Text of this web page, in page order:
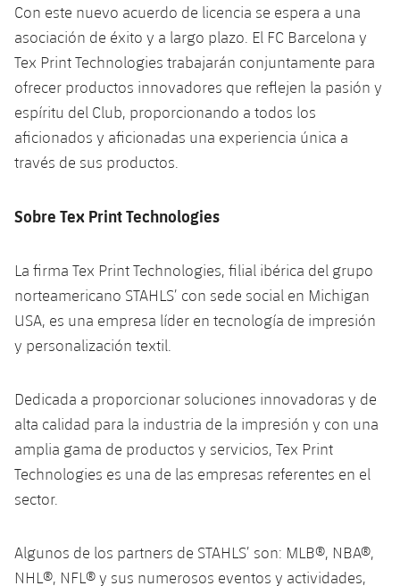
Palmarés
Historia
Alevín
Calendario
Entradas
Resultados
Clasificaciones
Palmarés
Actualidad
Calendario
Resultados
Jugadores
plusicon
más
Actualidad
Barça C
Junior
Juvenil
Alevín
Campus Verano
PLUSICON
MÁS
Información general
plusicon
más
Noticias
Atletismo
plusicon
más
Actualidad
Femenino
Agenda
Baloncesto en silla de ruedas
plusicon
más
Calendario
Resultados
Hockey sobre hielo
plusicon
más
Jugadores
Calendario
Noticias
Hockey Hierba Masculino
Patinaje artístico
plusicon
más
Actualidad
Agenda
Escuela de Patinaje
Actualidad
Voleibol
plusicon
más
Con este nuevo acuerdo de licencia se espera a una
asociación de éxito y a largo plazo. El FC Barcelona y
Tex Print Technologies trabajarán conjuntamente para
ofrecer productos innovadores que reflejen la pasión y
espíritu del Club, proporcionando a todos los
aficionados y aficionadas una experiencia única a
través de sus productos.
Sobre Tex Print Technologies
La firma Tex Print Technologies, filial ibérica del grupo
norteamericano STAHLS’ con sede social en Michigan
USA, es una empresa líder en tecnología de impresión
y personalización textil.
Dedicada a proporcionar soluciones innovadoras y de
alta calidad para la industria de la impresión y con una
amplia gama de productos y servicios, Tex Print
Technologies es una de las empresas referentes en el
sector.
Algunos de los partners de STAHLS’ son: MLB®, NBA®,
NHL®, NFL® y sus numerosos eventos y actividades,